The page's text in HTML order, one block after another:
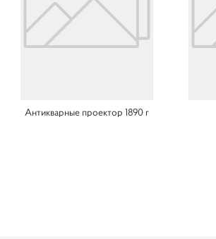
Антикварные проектор 1890 г